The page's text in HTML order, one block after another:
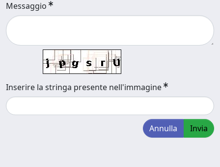
Messaggio
Inserire la stringa presente nell'immagine
Annulla Invia